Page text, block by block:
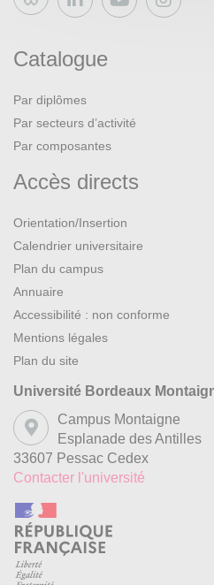
Bluesky
Catalogue
Par diplômes
Par secteurs d’activité
Par composantes
Accès directs
Orientation/Insertion
Calendrier universitaire
Plan du campus
Annuaire
Accessibilité : non conforme
Mentions légales
Plan du site
Université Bordeaux
Campus Montaigne
Esplanade des Antilles
33607 Pessac Cedex
Contacter l'université